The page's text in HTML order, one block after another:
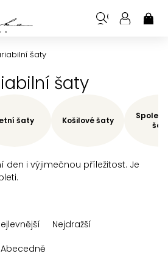
šaty
šaty
den i výjimečnou příležitost. Je
šaty Košilové šaty
Nejdražší
Abecedně